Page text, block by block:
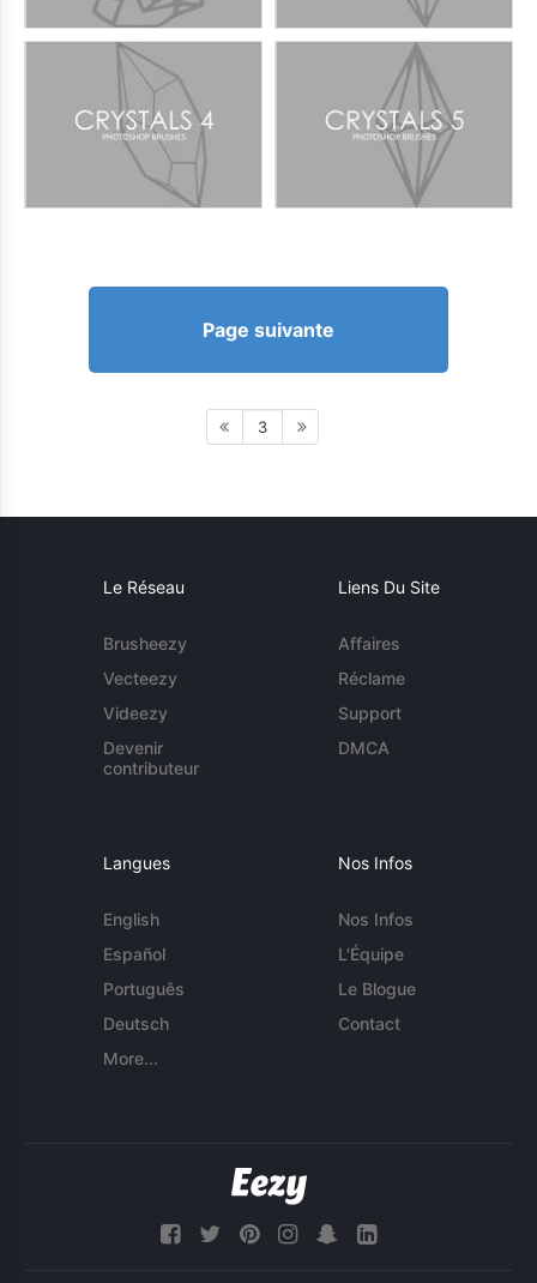
Page suivante
3
Le Réseau
Brusheezy
Vecteezy
Videezy
Devenir
contributeur
Liens Du Site
Affaires
Réclame
Support
DMCA
Langues
English
Español
Português
Deutsch
More...
Nos Infos
Nos Infos
L'Équipe
Le Blogue
Contact